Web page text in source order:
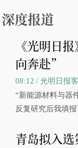
深度报道
《光明日
向奔赴”
08:12 / 光明日报
“新能源材料与器
反复研究后我填
青岛拟入